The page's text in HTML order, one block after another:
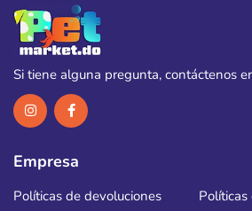
Si tiene alguna pregunta, contáctenos
Empresa
Políticas de devoluciones